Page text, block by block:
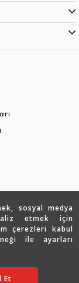
sosyal medya
etmek için
çerezleri kabul
ile ayarları
Et